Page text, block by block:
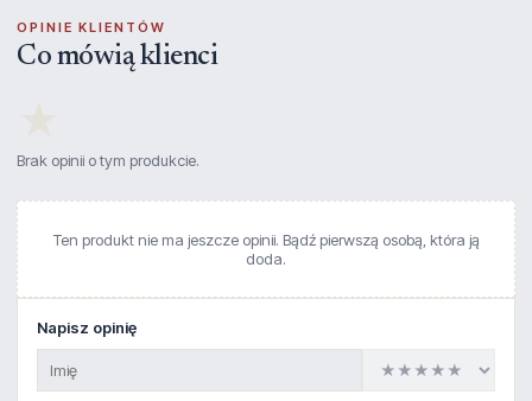
OPINIE KLIENTÓW
Co mówią klienci
Brak opinii o tym produkcie.
Ten produkt nie ma jeszcze opinii. Bądź pierwszą osobą, która ją
doda.
Napisz opinię